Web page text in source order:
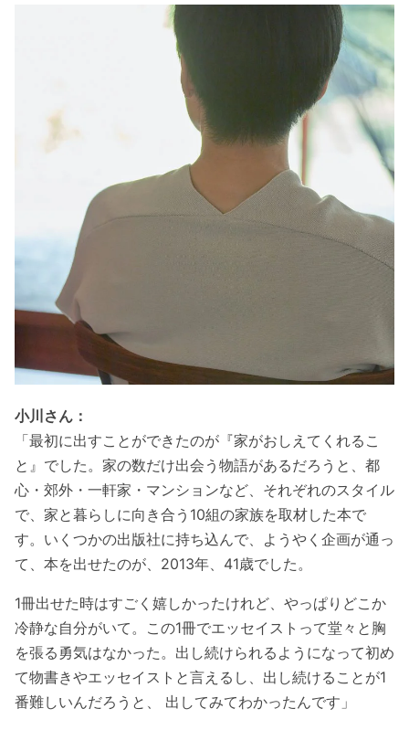
小川さん：
「最初に出すことができたのが『家がおしえてくれるこ
と』でした。家の数だけ出会う物語があるだろうと、都
心・郊外・一軒家・マンションなど、それぞれのスタイル
で、家と暮らしに向き合う10組の家族を取材した本で
す。いくつかの出版社に持ち込んで、ようやく企画が通っ
て、本を出せたのが、2013年、41歳でした。
1冊出せた時はすごく嬉しかったけれど、やっぱりどこか
冷静な自分がいて。この1冊でエッセイストって堂々と胸
を張る勇気はなかった。出し続けられるようになって初め
て物書きやエッセイストと言えるし、出し続けることが1
番難しいんだろうと、 出してみてわかったんです」